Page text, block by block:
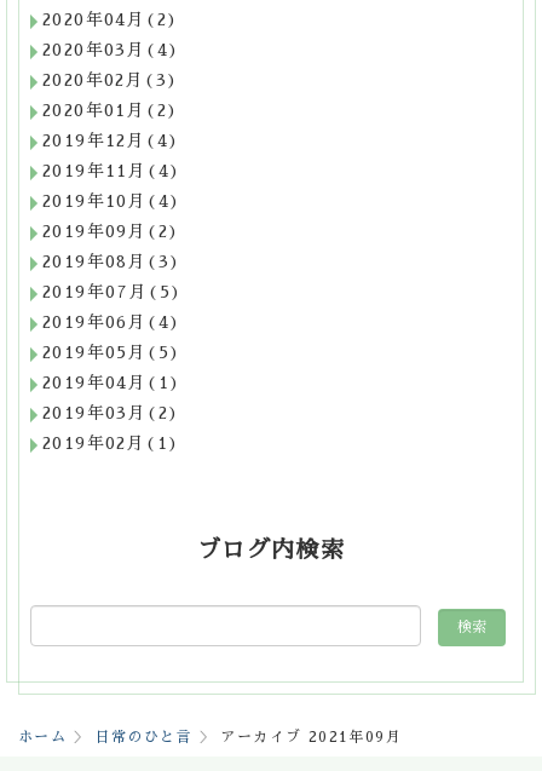
2020年04月(2)
2020年03月(4)
2020年02月(3)
2020年01月(2)
2019年12月(4)
2019年11月(4)
2019年10月(4)
2019年09月(2)
2019年08月(3)
2019年07月(5)
2019年06月(4)
2019年05月(5)
2019年04月(1)
2019年03月(2)
2019年02月(1)
ブログ内検索
ホーム 日常のひと言 アーカイブ 2021年09月